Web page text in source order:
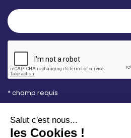
* champ requis